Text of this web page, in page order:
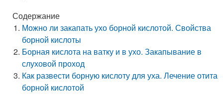
Содержание
Можно ли закапать ухо борной кислотой. Свойства
борной кислоты
Борная кислота на ватку и в ухо. Закапывание в
слуховой проход
Как развести борную кислоту для уха. Лечение отита
борной кислотой